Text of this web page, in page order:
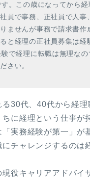
。この歳になってから経
員で事務、正社員で人事
ませんが事務で請求書作
と経理の正社員募集は経
で経理に転職は無理な
さい。
る30代、40代から経
に経理という仕事が
実務経験が第一」
チャレンジするの
役キャリアアドバ